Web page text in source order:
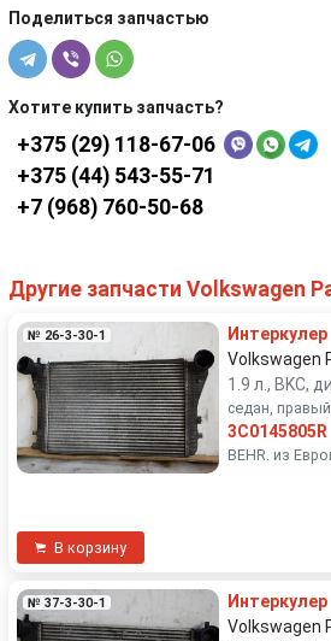
Поделиться запчастью
Хотите купить запчасть?
+375 (29) 118-67-06
+375 (44) 543-55-71
+7 (968) 760-50-68
Другие запчасти Volkswagen
№ 26-3-30-1
Интеркулер
Volkswagen
1.9 л., BKC,
седан,
3C0145805R
BEHR. из
В корзину
№ 37-3-30-1
Интеркулер
Volkswagen